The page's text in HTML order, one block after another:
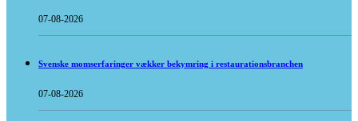
07-08-2026
Svenske momserfaringer vækker bekymring i restaurationsbranchen
07-08-2026